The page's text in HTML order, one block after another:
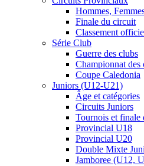
Hommes,
Finale du circuit
Classement
Série Club
Guerre des clubs
Championnat des
Coupe Caledonia
Juniors (U12-U21)
Âge et catégories
Circuits Juniors
Tournois et finale
Provincial U18
Provincial U20
Double Mixte
Jamboree (U12,